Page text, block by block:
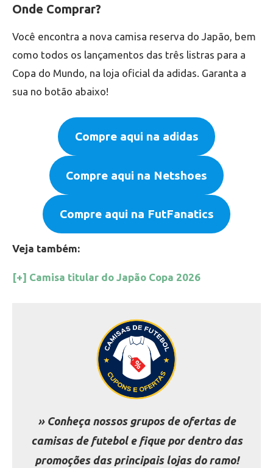
Onde Comprar?
Você encontra a nova camisa reserva do Japão, bem
como todos os lançamentos das três listras para a
Copa do Mundo, na loja oficial da adidas. Garanta a
sua no botão abaixo!
Compre aqui na adidas
Compre aqui na Netshoes
Compre aqui na FutFanatics
Veja também:
[+] Camisa titular do Japão Copa 2026
» Conheça nossos grupos de ofertas de
camisas de futebol e fique por dentro das
promoções das principais lojas do ramo!